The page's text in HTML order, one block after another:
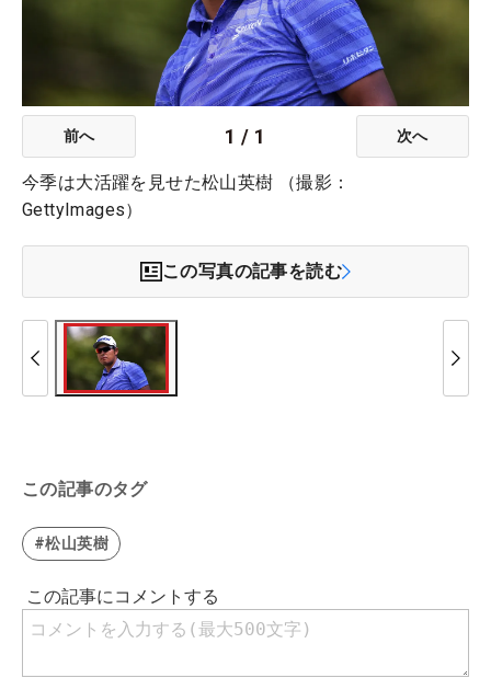
前へ 1 / 1 次へ
今季は大活躍を見せた松山英樹 （撮影：
GettyImages）
この写真の記事を読む
この記事のタグ
#松山英樹